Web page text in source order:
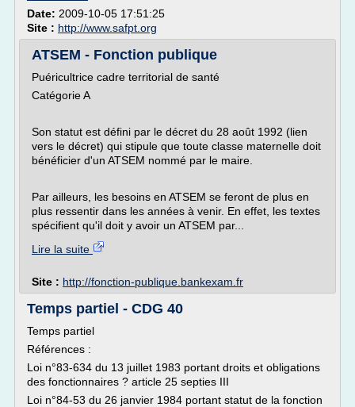
Date: 2009-10-05 17:51:25
Site : http://www.safpt.org
ATSEM - Fonction publique
Puéricultrice cadre territorial de santé
Catégorie A
Son statut est défini par le décret du 28 août 1992 (lien
vers le décret) qui stipule que toute classe maternelle doit
bénéficier d'un ATSEM nommé par le maire.
Par ailleurs, les besoins en ATSEM se feront de plus en
plus ressentir dans les années à venir. En effet, les textes
spécifient qu'il doit y avoir un ATSEM par...
Lire la suite
Site : http://fonction-publique.bankexam.fr
Temps partiel - CDG 40
Temps partiel
Références :
Loi n°83-634 du 13 juillet 1983 portant droits et obligations
des fonctionnaires ? article 25 septies III
Loi n°84-53 du 26 janvier 1984 portant statut de la fonction